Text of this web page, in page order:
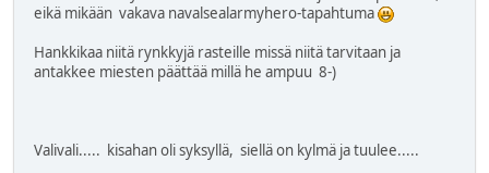
eikä mikään vakava navalsealarmyhero-tapahtuma
Hankkikaa niitä rynkkyjä rasteille missä niitä tarvitaan ja
antakkee miesten päättää millä he ampuu 8-)
Valivali..... kisahan oli syksyllä, siellä on kylmä ja tuulee.....